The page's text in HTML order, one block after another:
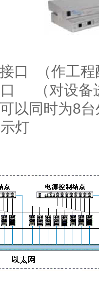
口 （作工程
口 （对设备
以同时为8
灯